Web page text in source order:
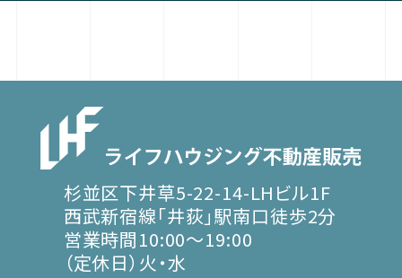
杉並区下井草5-22-14-LHビル1F
西武新宿線「井荻」駅南口徒歩2分
営業時間10:00～19:00
（定休日）火・水